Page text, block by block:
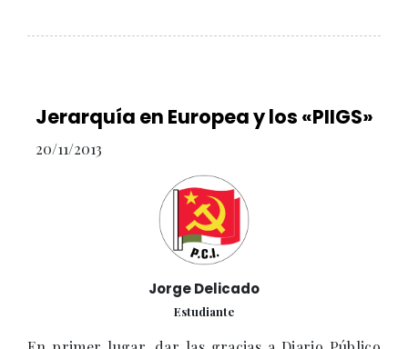
Jerarquía en Europea y los «PIIGS»
20/11/2013
Jorge Delicado
Estudiante